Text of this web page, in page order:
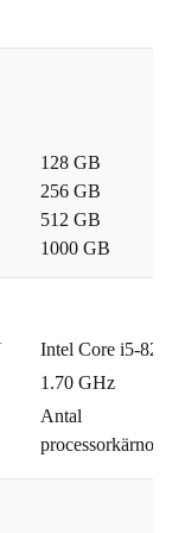
för både
multitasking
möss och
128 GB
256 GB
512 GB
1000 GB
Intel Core i5-
1.70 GHz
Antal
processorkärnor: